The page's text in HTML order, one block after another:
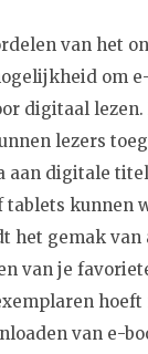
van het
om
digitaal
lezers
aan digitale
tablets kunnen
het gemak
van je
hoeft
van e-